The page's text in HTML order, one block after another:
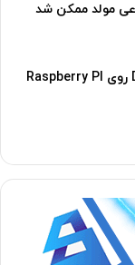
مولد ممکن شد